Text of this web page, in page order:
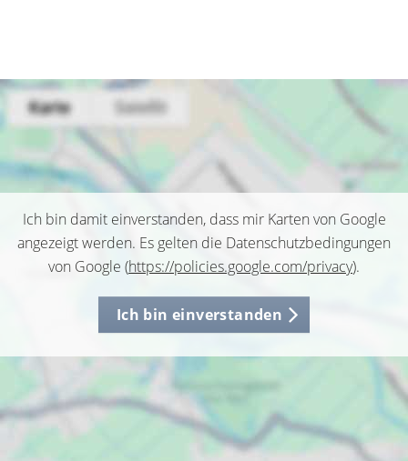
Ich bin damit einverstanden, dass mir Karten von Google
angezeigt werden. Es gelten die Datenschutzbedingungen
von Google (https://policies.google.com/privacy).
Ich bin einverstanden